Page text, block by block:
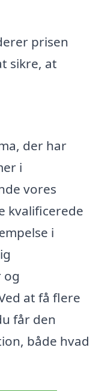
prisen
sikre, at
der har
i
vores
kvalificerede
i
og
at få flere
får den
både hvad